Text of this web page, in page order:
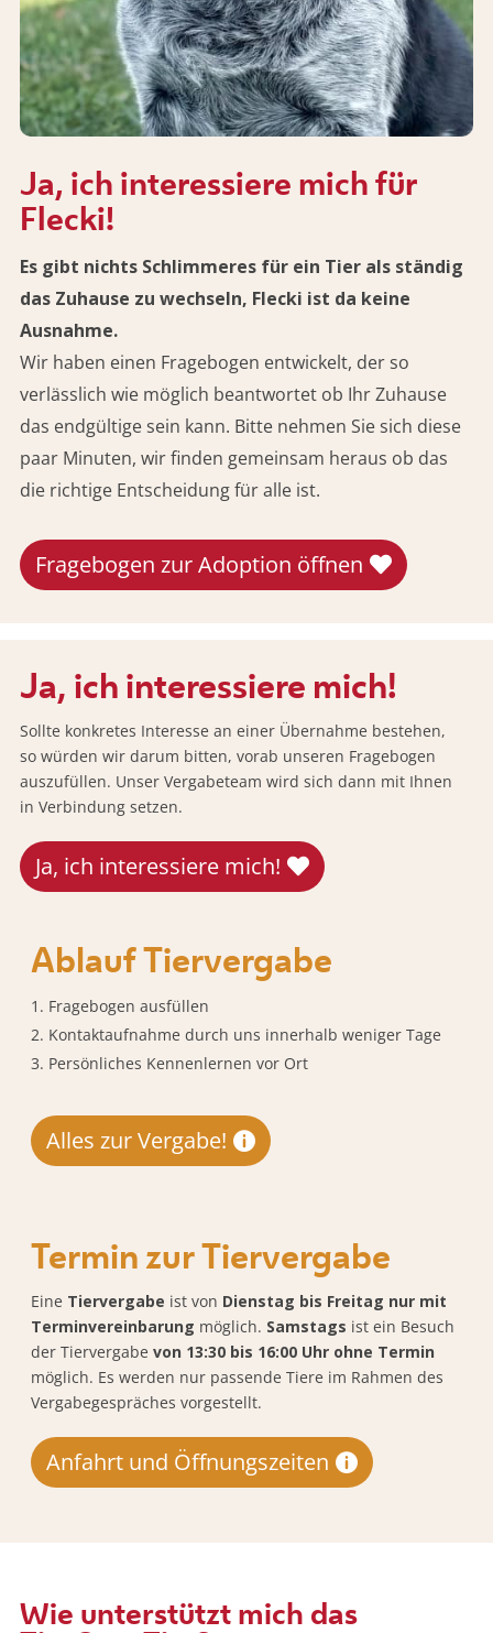
Ja, ich interessiere mich für
Flecki!
Es gibt nichts Schlimmeres für ein Tier als ständig
das Zuhause zu wechseln, Flecki ist da keine
Ausnahme.
Wir haben einen Fragebogen entwickelt, der so
verlässlich wie möglich beantwortet ob Ihr Zuhause
das endgültige sein kann. Bitte nehmen Sie sich diese
paar Minuten, wir finden gemeinsam heraus ob das
die richtige Entscheidung für alle ist.
Fragebogen zur Adoption öffnen
Ja, ich interessiere mich!
Sollte konkretes Interesse an einer Übernahme bestehen,
so würden wir darum bitten, vorab unseren Fragebogen
auszufüllen. Unser Vergabeteam wird sich dann mit Ihnen
in Verbindung setzen.
Ja, ich interessiere mich!
Ablauf Tiervergabe
Fragebogen ausfüllen
Kontaktaufnahme durch uns innerhalb weniger Tage
Persönliches Kennenlernen vor Ort
Alles zur Vergabe!
Termin zur Tiervergabe
Eine Tiervergabe ist von Dienstag bis Freitag nur mit
Terminvereinbarung möglich. Samstags ist ein Besuch
der Tiervergabevon 13:30 bis 16:00 Uhr ohne Termin
möglich. Es werden nur passende Tiere im Rahmen des
Vergabegespräches vorgestellt.
Anfahrt und Öffnungszeiten
Wie unterstützt mich das